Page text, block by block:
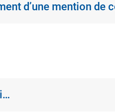
d’une mention de